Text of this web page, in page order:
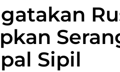
Sipil